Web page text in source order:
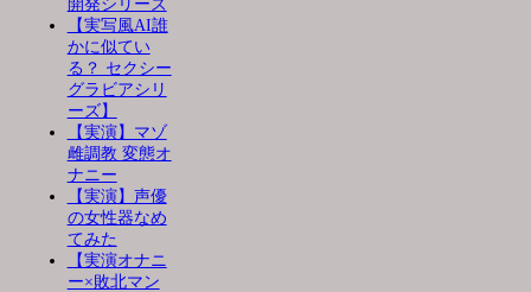
開発シリーズ
【実写風AI誰
かに似てい
る？ セクシー
グラビアシリ
ーズ】
【実演】マゾ
雌調教 変態オ
ナニー
【実演】声優
の女性器なめ
てみた
【実演オナニ
ー×敗北マン